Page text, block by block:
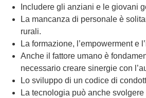
Includere gli anziani e le giovani
La mancanza di personale è
rurali.
La formazione, l’empowerment e
Anche il fattore umano è
necessario creare sinergie con
Lo sviluppo di un codice di
La tecnologia può anche